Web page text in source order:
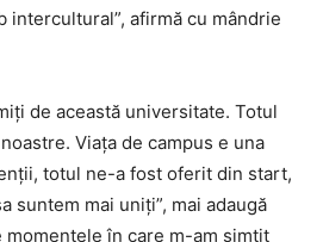
intercultural”, afirmă cu mândrie
de această universitate. Totul
Viața de campus e una
totul ne-a fost oferit din start,
suntem mai uniți”, mai adaugă
momentele în care m-am simțit